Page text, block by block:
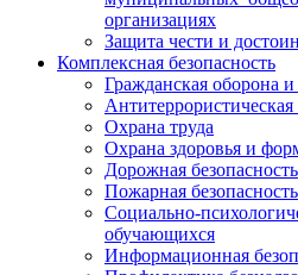
организациях
Защита чести и
Комплексная безопасность
Гражданская оборона
Антитеррористическая
Охрана труда
Охрана здоровья и
Дорожная безопасность
Пожарная безопасность
Социально-
обучающихся
Информационная